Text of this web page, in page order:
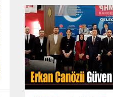
Köyleri” adlı uzun
izledi. Vali Oktay Çağatay,
Erol Özkan ve Kerem
birlikte özel gösterime
ayrıca Safranbolu Alan
Belder, Kültürel Miras...